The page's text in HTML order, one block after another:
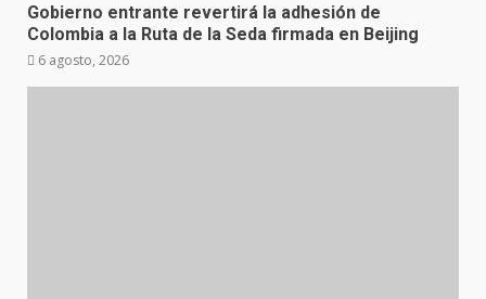
Gobierno entrante revertirá la adhesión de
Colombia a la Ruta de la Seda firmada en Beijing
6 agosto, 2026